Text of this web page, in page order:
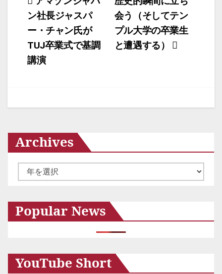
稿
ナ
ビ
シ
ン
会う（そしてテン
プル大学の卒業生
と遭遇する）
ン社長ジャスパ
ー・チャン氏が
TUJ卒業式で基調
講演
Archives
ー
イ
ブ
Popular News
YouTube Short